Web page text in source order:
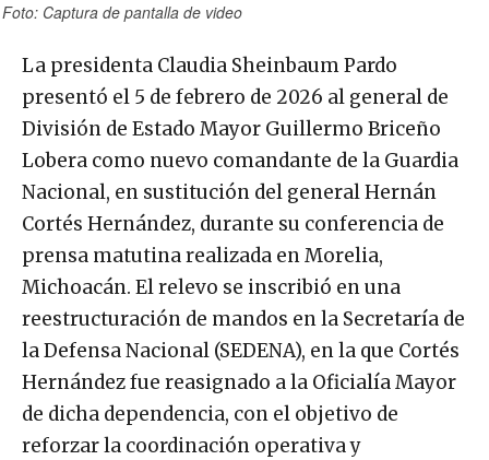
Foto: Captura de pantalla de video
La presidenta Claudia Sheinbaum Pardo
presentó el 5 de febrero de 2026 al general de
División de Estado Mayor Guillermo Briceño
Lobera como nuevo comandante de la Guardia
Nacional, en sustitución del general Hernán
Cortés Hernández, durante su conferencia de
prensa matutina realizada en Morelia,
Michoacán. El relevo se inscribió en una
reestructuración de mandos en la Secretaría de
la Defensa Nacional (SEDENA), en la que Cortés
Hernández fue reasignado a la Oficialía Mayor
de dicha dependencia, con el objetivo de
reforzar la coordinación operativa y